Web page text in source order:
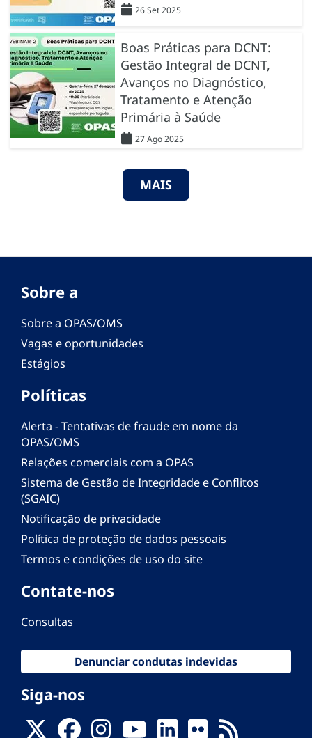
26 Set 2025
Boas Práticas para DCNT:
Gestão Integral de DCNT,
Avanços no Diagnóstico,
Tratamento e Atenção
Primária à Saúde
27 Ago 2025
MAIS
Sobre a
Sobre a OPAS/OMS
Vagas e oportunidades
Estágios
Políticas
Alerta - Tentativas de fraude em nome da
OPAS/OMS
Relações comerciais com a OPAS
Sistema de Gestão de Integridade e Conflitos
(SGAIC)
Notificação de privacidade
Política de proteção de dados pessoais
Termos e condições de uso do site
Contate-nos
Consultas
Denunciar condutas indevidas
Siga-nos